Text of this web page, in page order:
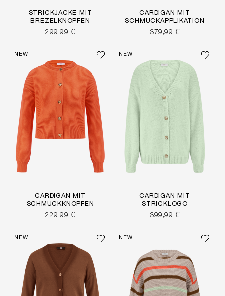
STRICKJACKE MIT
BREZELKNÖPFEN
299,99 €
CARDIGAN MIT
SCHMUCKAPPLIKATION
379,99 €
NEW
CARDIGAN MIT
SCHMUCKKNÖPFEN
229,99 €
NEW
CARDIGAN MIT
STRICKLOGO
399,99 €
NEW NEW